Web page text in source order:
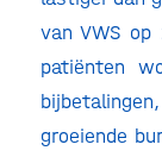
van VWS
patiënten
groeiende